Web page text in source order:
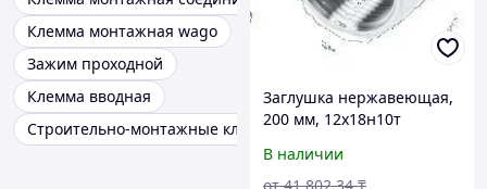
Клемма монтажная wago
Зажим проходной
Клемма вводная
Строительно-монтажные клеммы
Заглушка нержавеющая,
200 мм, 12х18н10т
В наличии